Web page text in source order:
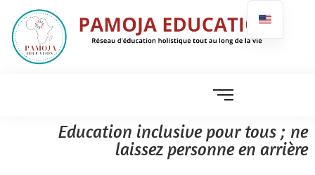
Education inclusive pour tous ; ne
laissez personne en arrière